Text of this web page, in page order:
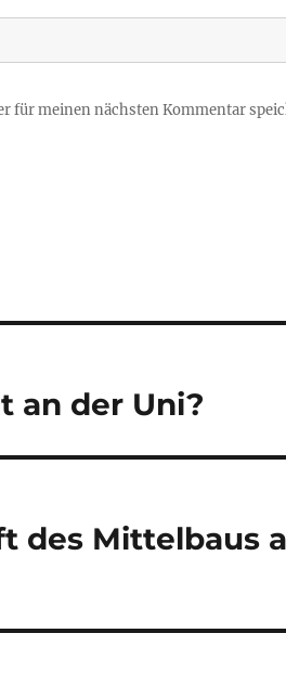
für meinen nächsten Kommentar
an der Uni?
des Mittelbaus